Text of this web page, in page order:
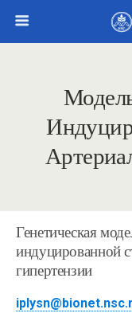
Генетическая
индуцированной
гипертензии